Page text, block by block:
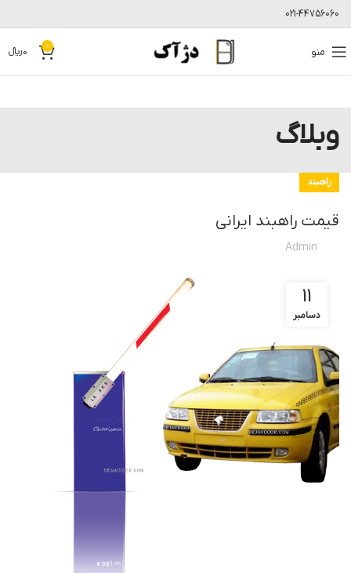
021-44756060
منو 0
0﷼
وبلاگ
راهبند
قیمت راهبند ایرانی
Admin
11
دسامبر